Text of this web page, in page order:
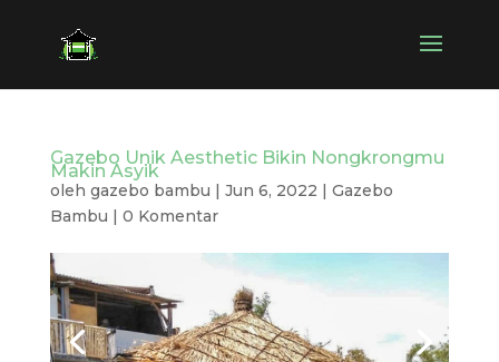
Gazebo Unik Aesthetic Bikin Nongkrongmu
Makin Asyik
oleh gazebo bambu | Jun 6, 2022 | Gazebo
Bambu | 0 Komentar